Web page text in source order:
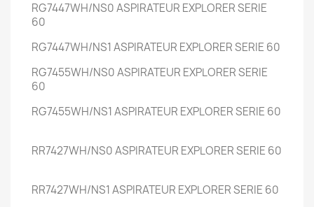
RG7447WH/NS0ASPIRATEUR EXPLORER SERIE
60
RG7447WH/NS1ASPIRATEUR EXPLORER SERIE 60
RG7455WH/NS0ASPIRATEUR EXPLORER SERIE
60
RG7455WH/NS1ASPIRATEUR EXPLORER SERIE 60
RR7427WH/NS0ASPIRATEUR EXPLORER SERIE 60
RR7427WH/NS1ASPIRATEUR EXPLORER SERIE 60